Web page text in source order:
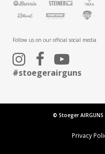
Follow us on our official social media
#stoegerairguns
© Stoeger
Privacy